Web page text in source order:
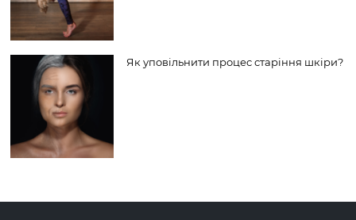
Як уповільнити процес старіння шкіри?